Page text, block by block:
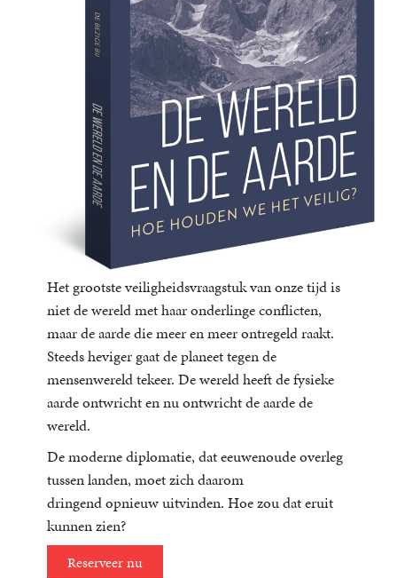
Het grootste veiligheidsvraagstuk van onze tijd is
niet de wereld met haar onderlinge conflicten,
maar de aarde die meer en meer ontregeld raakt.
Steeds heviger gaat de planeet tegen de
mensenwereld tekeer. De wereld heeft de fysieke
aarde ontwricht en nu ontwricht de aarde de
wereld.
De moderne diplomatie, dat eeuwenoude overleg
tussen landen, moet zich daarom
dringend opnieuw uitvinden. Hoe zou dat eruit
kunnen zien?
Reserveer nu